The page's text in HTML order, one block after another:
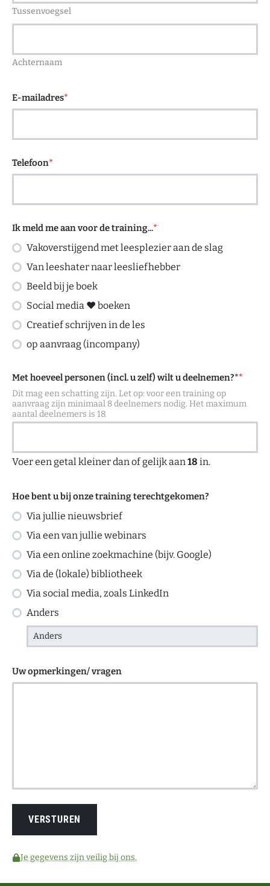
Tussenvoegsel
Achternaam
E-mailadres*
Telefoon*
Ik meld me aan voor de training...*
Vakoverstijgend met leesplezier aan de slag
Van leeshater naar leesliefhebber
Beeld bij je boek
Social media ❤️ boeken
Creatief schrijven in de les
op aanvraag (incompany)
Met hoeveel personen (incl. u zelf) wilt u deelnemen?**
Dit mag een schatting zijn. Let op: voor een training op
aanvraag zijn minimaal 8 deelnemers nodig. Het maximum
aantal deelnemers is 18.
Voer een getal kleiner dan of gelijk aan18 in.
Hoe bent u bij onze training terechtgekomen?
Via jullie nieuwsbrief
Via een van jullie webinars
Via een online zoekmachine (bijv. Google)
Via de (lokale) bibliotheek
Via social media, zoals LinkedIn
Anders
Uw opmerkingen/ vragen
Je gegevens zijn veilig bij ons.